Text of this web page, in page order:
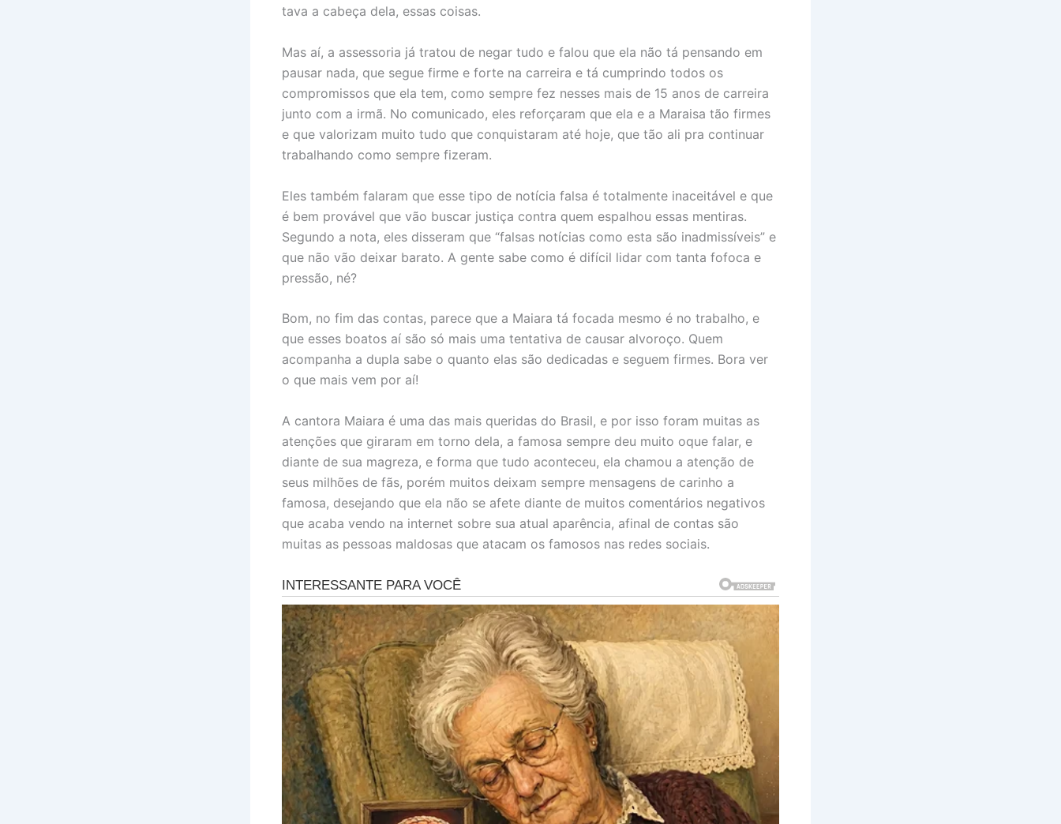
tava a cabeça dela, essas coisas.
Mas aí, a assessoria já tratou de negar tudo e falou que ela não tá pensando em
pausar nada, que segue firme e forte na carreira e tá cumprindo todos os
compromissos que ela tem, como sempre fez nesses mais de 15 anos de carreira
junto com a irmã. No comunicado, eles reforçaram que ela e a Maraisa tão firmes
e que valorizam muito tudo que conquistaram até hoje, que tão ali pra continuar
trabalhando como sempre fizeram.
Eles também falaram que esse tipo de notícia falsa é totalmente inaceitável e que
é bem provável que vão buscar justiça contra quem espalhou essas mentiras.
Segundo a nota, eles disseram que “falsas notícias como esta são inadmissíveis” e
que não vão deixar barato. A gente sabe como é difícil lidar com tanta fofoca e
pressão, né?
Bom, no fim das contas, parece que a Maiara tá focada mesmo é no trabalho, e
que esses boatos aí são só mais uma tentativa de causar alvoroço. Quem
acompanha a dupla sabe o quanto elas são dedicadas e seguem firmes. Bora ver
o que mais vem por aí!
A cantora Maiara é uma das mais queridas do Brasil, e por isso foram muitas as
atenções que giraram em torno dela, a famosa sempre deu muito oque falar, e
diante de sua magreza, e forma que tudo aconteceu, ela chamou a atenção de
seus milhões de fãs, porém muitos deixam sempre mensagens de carinho a
famosa, desejando que ela não se afete diante de muitos comentários negativos
que acaba vendo na internet sobre sua atual aparência, afinal de contas são
muitas as pessoas maldosas que atacam os famosos nas redes sociais.